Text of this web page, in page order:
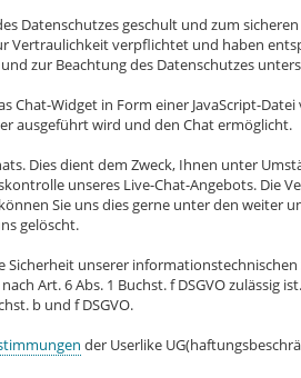
Datenschutzes geschult und zum
Vertraulichkeit verpflichtet und haben
zur Beachtung des Datenschutzes
Chat-Widget in Form einer JavaScript-
ausgeführt wird und den Chat ermöglicht.
Dies dient dem Zweck, Ihnen unter
unseres Live-Chat-Angebots. Die
Sie uns dies gerne unter den
gelöscht.
unserer
Art. 6 Abs. 1 Buchst. f DSGVO zulässig
b und f DSGVO.
der Userlike